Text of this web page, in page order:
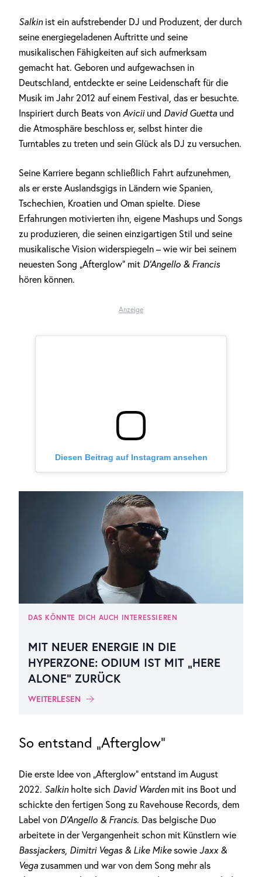
Salkin ist ein aufstrebender DJ und Produzent, der durch
seine energiegeladenen Auftritte und seine
musikalischen Fähigkeiten auf sich aufmerksam
gemacht hat. Geboren und aufgewachsen in
Deutschland, entdeckte er seine Leidenschaft für die
Musik im Jahr 2012 auf einem Festival, das er besuchte.
Inspiriert durch Beats von Avicii und David Guetta und
die Atmosphäre beschloss er, selbst hinter die
Turntables zu treten und sein Glück als DJ zu versuchen.
Seine Karriere begann schließlich Fahrt aufzunehmen,
als er erste Auslandsgigs in Ländern wie Spanien,
Tschechien, Kroatien und Oman spielte. Diese
Erfahrungen motivierten ihn, eigene Mashups und Songs
zu produzieren, die seinen einzigartigen Stil und seine
musikalische Vision widerspiegeln – wie wir bei seinem
neuesten Song „Afterglow“ mit D’Angello & Francis
hören können.
Anzeige
Diesen Beitrag auf Instagram ansehen
DAS KÖNNTE DICH AUCH INTERESSIEREN
MIT NEUER ENERGIE IN DIE
HYPERZONE: ODIUM IST MIT „HERE
ALONE“ ZURÜCK
WEITERLESEN
So entstand „Afterglow“
Die erste Idee von „Afterglow“ entstand im August
2022. Salkin holte sich David Wardenmit ins Boot und
schickte den fertigen Song zu Ravehouse Records, dem
Label von D’Angello & Francis. Das belgische Duo
arbeitete in der Vergangenheit schon mit Künstlern wie
Bassjackers, Dimitri Vegas & Like Mikesowie Jaxx &
Vega zusammen und war von dem Song mehr als